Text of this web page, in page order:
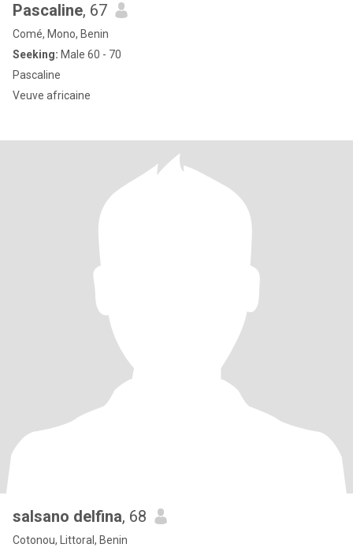
Pascaline, 67
Comé, Mono, Benin
Seeking: Male 60 - 70
Pascaline
Veuve africaine
salsano delfina, 68
Cotonou, Littoral, Benin